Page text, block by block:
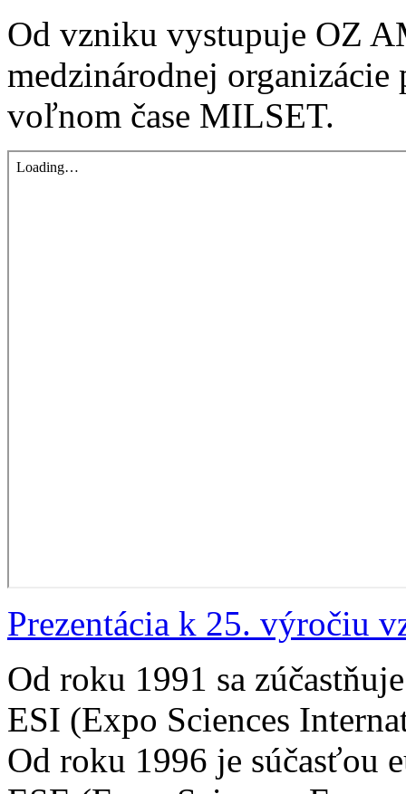
Od vzniku vystupuje OZ
medzinárodnej
voľnom čase MILSET.
Prezentácia k 25. výročiu
Od roku 1991 sa
ESI (Expo Sciences
Od roku 1996 je súčasťou